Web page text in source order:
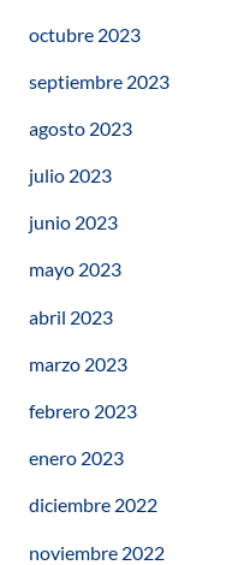
octubre 2023
septiembre 2023
agosto 2023
julio 2023
junio 2023
mayo 2023
abril 2023
marzo 2023
febrero 2023
enero 2023
diciembre 2022
noviembre 2022